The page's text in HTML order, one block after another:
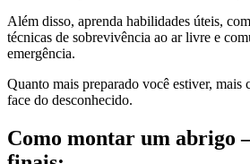
Além disso, aprenda habilidades úteis,
técnicas de sobrevivência ao ar livre e
emergência.
Quanto mais preparado você estiver, mais
face do desconhecido.
Como montar um abrigo